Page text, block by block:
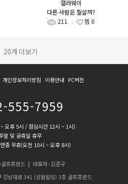
캘러웨이
다른 사람은 뭘살까?
211
찜 0
20개 더보기
개인정보처리방침 이용안내 PC버전
555-7959
오후 5시 / 점심시간 12시 ~ 1시)
말 및 공휴일 휴무
중 무휴(오전 10시 ~ 오후 8시)
프프렌드 | 대표자: 김준규
강남대로 341 (삼원빌딩) 3층 골프프렌드